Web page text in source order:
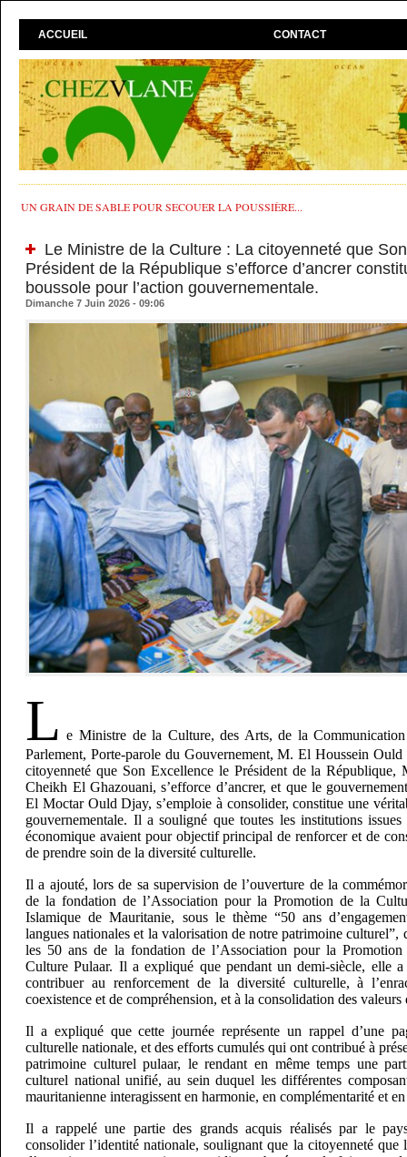
ACCUEIL CONTACT
UN GRAIN DE SABLE POUR SECOUER LA POUSSIÈRE...
Le Ministre de la Culture : La citoyenneté que
Président de la République s’efforce d’ancrer
boussole pour l’action gouvernementale.
Dimanche 7 Juin 2026 - 09:06
L e Ministre de la Culture, des Arts, de la
Parlement, Porte-parole du Gouvernement, M. El Houssein
citoyenneté que Son Excellence le Président de la République,
Cheikh El Ghazouani, s’efforce d’ancrer, et que le
El Moctar Ould Djay, s’emploie à consolider, constitue une
gouvernementale. Il a souligné que toutes les institutions
économique avaient pour objectif principal de renforcer et de
de prendre soin de la diversité culturelle.
Il a ajouté, lors de sa supervision de l’ouverture de la
de la fondation de l’Association pour la Promotion de la
Islamique de Mauritanie, sous le thème “50 ans
langues nationales et la valorisation de notre patrimoine culturel”,
les 50 ans de la fondation de l’Association pour la
Culture Pulaar. Il a expliqué que pendant un demi-siècle, elle
contribuer au renforcement de la diversité culturelle, à
coexistence et de compréhension, et à la consolidation des valeurs
Il a expliqué que cette journée représente un rappel d’une
culturelle nationale, et des efforts cumulés qui ont contribué à
patrimoine culturel pulaar, le rendant en même temps une
culturel national unifié, au sein duquel les différentes
mauritanienne interagissent en harmonie, en complémentarité et
Il a rappelé une partie des grands acquis réalisés par le
consolider l’identité nationale, soulignant que la citoyenneté que